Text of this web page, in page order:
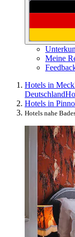
Meine
Hotels in
Deutschland
Hotels in
Hotels nahe